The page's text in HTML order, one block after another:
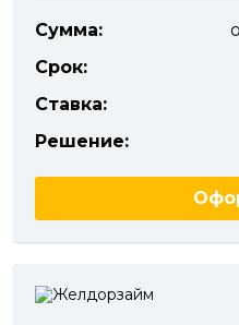
Сумма:
Срок:
Ставка:
Решение: